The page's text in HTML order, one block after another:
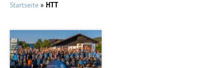
Startseite » HTT